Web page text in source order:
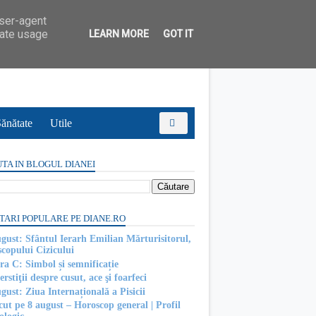
Utile
IN BLOGUL DIANEI
POPULARE PE DIANE.RO
Sfântul Ierarh Emilian Mărturisitorul,
Cizicului
C: Simbol și semnificație
despre cusut, ace şi foarfeci
Ziua Internațională a Pisicii
pe 8 august – Horoscop general | Profil
agent
usage
LEARN MORE GOT IT